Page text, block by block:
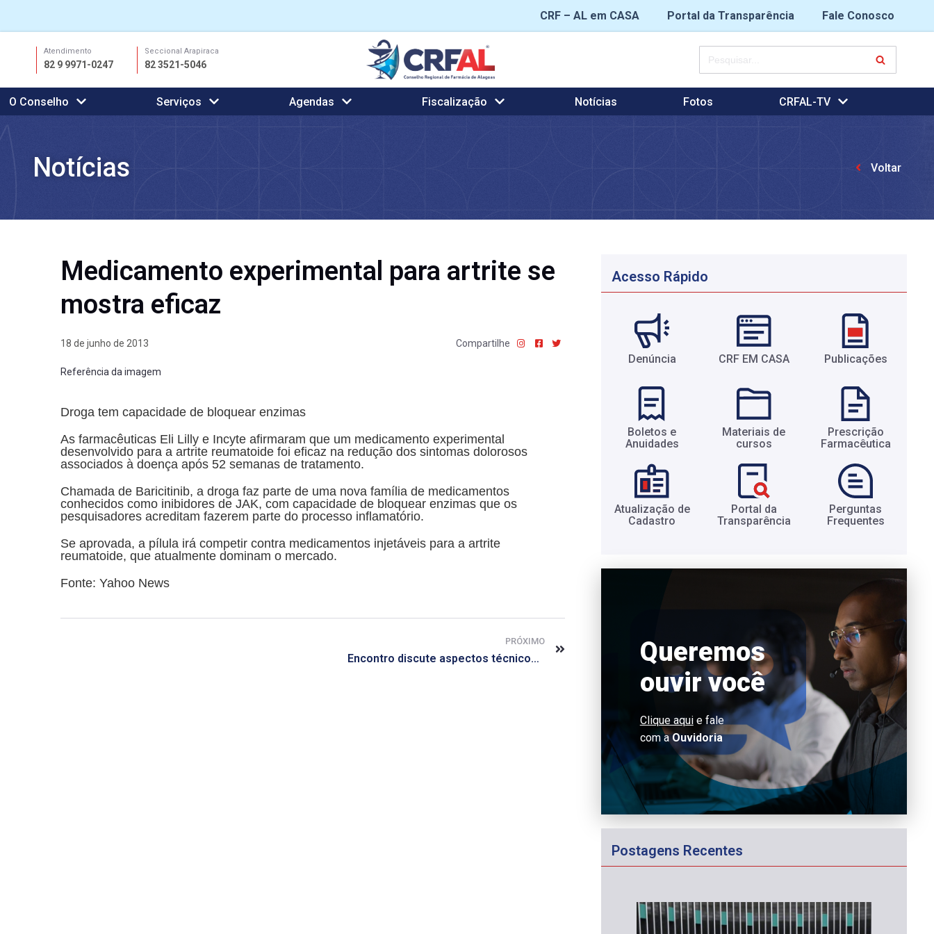
CRF – AL em CASA Portal da Transparência
Fale Conosco
conteúdo
Atendimento
82 9 9971-0247
Seccional Arapiraca
82 3521-5046
O Conselho Serviços Agendas Fiscalização Notícias Fotos CRFAL-TV
Notícias Voltar
Medicamento experimental para artrite se
mostra eficaz
18 de junho de 2013 Compartilhe
Referência da imagem
Droga tem capacidade de bloquear enzimas
As farmacêuticas Eli Lilly e Incyte afirmaram que um medicamento experimental
desenvolvido para a artrite reumatoide foi eficaz na redução dos sintomas dolorosos
associados à doença após 52 semanas de tratamento.
Chamada de Baricitinib, a droga faz parte de uma nova família de medicamentos
conhecidos como inibidores de JAK, com capacidade de bloquear enzimas que os
pesquisadores acreditam fazerem parte do processo inflamatório.
Se aprovada, a pílula irá competir contra medicamentos injetáveis para a artrite
reumatoide, que atualmente dominam o mercado.
Fonte: Yahoo News
PRÓXIMO
Encontro discute aspectos técnicos de medicamentos biológicos
Acesso Rápido
Denúncia CRF EM CASA Publicações
Boletos e
Anuidades​
Materiais de
cursos​
Prescrição
Farmacêutica​
Atualização de
Cadastro​
Portal da
Transparência​
Perguntas
Frequentes​
Queremos
ouvir você
Clique aquie fale
com aOuvidoria
Postagens Recentes